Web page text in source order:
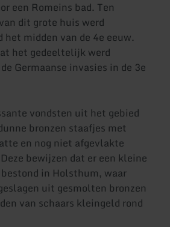
een Romeins bad. Ten
dit grote huis werd
het midden van de 4e eeuw.
het gedeeltelijk werd
Germaanse invasies in de 3e
vondsten uit het gebied
bronzen staafjes met
en nog niet afgevlakte
bewijzen dat er een kleine
in Holsthum, waar
uit gesmolten bronzen
van schaars kleingeld rond